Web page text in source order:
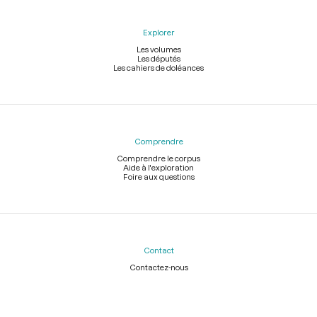
Explorer
Les volumes
Les députés
Les cahiers de doléances
Comprendre
Comprendre le corpus
Aide à l'exploration
Foire aux questions
Contact
Contactez-nous